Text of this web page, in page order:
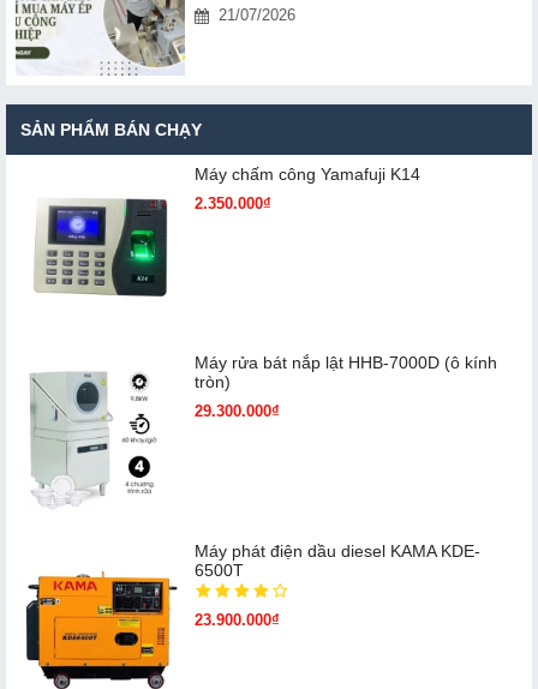
21/07/2026
SẢN PHẨM BÁN CHẠY
Máy chấm cô​ng Yamafuji K14
2.350.000₫
Máy rửa bát nắp lật HHB-7000D (ô kính
tròn)
29.300.000₫
Máy phát điện dầu diesel KAMA KDE-
6500T
23.900.000₫